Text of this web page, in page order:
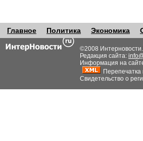
Главное Политика Экономика
©2008
Редакция сайта:
Информация на
Перепечатка
Свидетельство о